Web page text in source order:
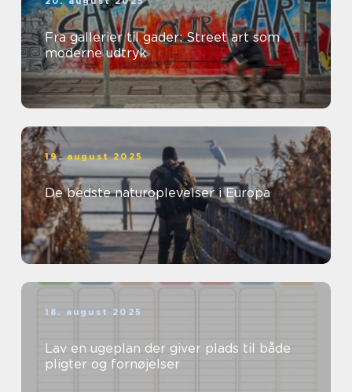
Fra gallerier til gader: Street art som
moderne udtryk
19. august 2025
De bedste naturoplevelser i Europa
18. august 2025
Lav en ugeplan der giver plads til både
pligter og fornøjelser